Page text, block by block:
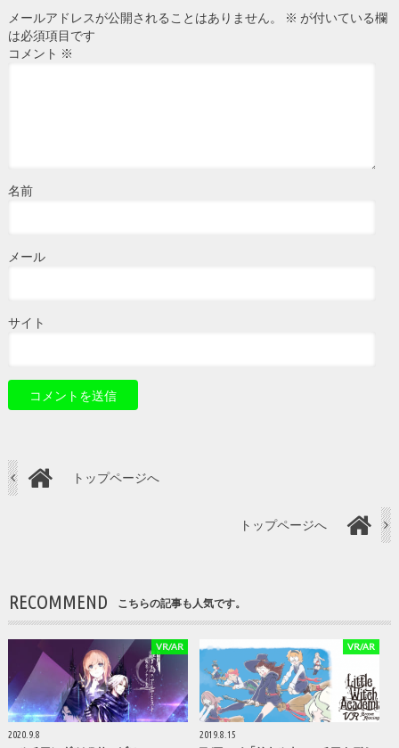
メールアドレスが公開されることはありません。 ※ が付いている欄
は必須項目です
コメント ※
名前
メール
サイト
トップページへ
トップページへ
RECOMMEND こちらの記事も人気です。
VR/AR
2020.9.8
VR/AR
2019.8.15